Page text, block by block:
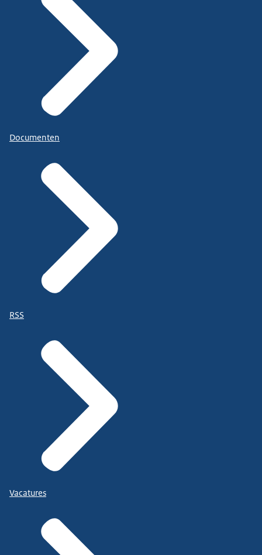
Documenten
RSS
Vacatures